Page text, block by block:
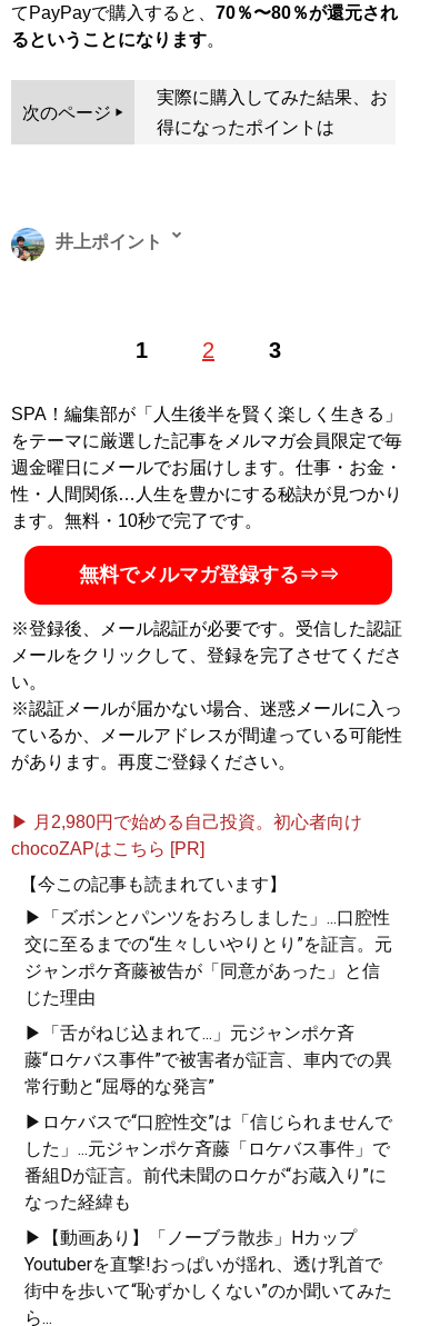
てPayPayで購入すると、 70％〜80％が還元され
るということになります。
次のページ
実際に購入してみた結果、お
得になったポイントは
1 2 3
井上ポイント
節約好きで、ポイントやキャンペーン情報に精通するお
倍楽しめる！』。ブログ「いの得ブログ」、ユーチュー
ブ「いの得ちゃんねる
」にて日々、お得情報を配信中
（Twitterアカウント:
@InoueJuniti ）
『お得生活！ お金がな
くても人生100倍楽しめ
節約こそ最高のエンター
記事一覧へ
SPA！編集部が「人生後半を賢く楽しく生きる」
をテーマに厳選した記事をメルマガ会員限定で毎
週金曜日にメールでお届けします。仕事・お金・
性・人間関係…人生を豊かにする秘訣が見つかり
ます。無料・10秒で完了です。
無料でメルマガ登録する⇒⇒
※登録後、メール認証が必要です。受信した認証
メールをクリックして、登録を完了させてくださ
い。
※認証メールが届かない場合、迷惑メールに入っ
ているか、メールアドレスが間違っている可能性
があります。再度ご登録ください。
▶ 月2,980円で始める自己投資。初心者向け
chocoZAPはこちら [PR]
【今この記事も読まれています】
▶「ズボンとパンツをおろしました」...口腔性
交に至るまでの“生々しいやりとり”を証言。元
ジャンポケ斉藤被告が「同意があった」と信
じた理由
▶「舌がねじ込まれて...」元ジャンポケ斉
藤“ロケバス事件”で被害者が証言、車内での異
常行動と“屈辱的な発言”
▶ロケバスで“口腔性交”は「信じられませんで
した」...元ジャンポケ斉藤「ロケバス事件」で
番組Dが証言。前代未聞のロケが“お蔵入り”に
なった経緯も
▶【動画あり】「ノーブラ散歩」Hカップ
Youtuberを直撃!おっぱいが揺れ、透け乳首で
街中を歩いて“恥ずかしくない”のか聞いてみた
ら...